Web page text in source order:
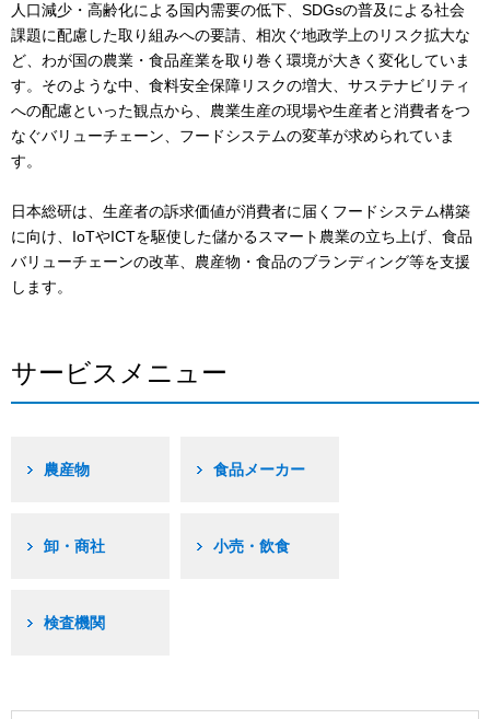
人口減少・高齢化による国内需要の低下、SDGsの普及による社会
課題に配慮した取り組みへの要請、相次ぐ地政学上のリスク拡大な
ど、わが国の農業・食品産業を取り巻く環境が大きく変化していま
す。そのような中、食料安全保障リスクの増大、サステナビリティ
への配慮といった観点から、農業生産の現場や生産者と消費者をつ
なぐバリューチェーン、フードシステムの変革が求められていま
す。
日本総研は、生産者の訴求価値が消費者に届くフードシステム構築
に向け、IoTやICTを駆使した儲かるスマート農業の立ち上げ、食品
バリューチェーンの改革、農産物・食品のブランディング等を支援
します。
サービスメニュー
農産物 食品メーカー
卸・商社 小売・飲食
検査機関